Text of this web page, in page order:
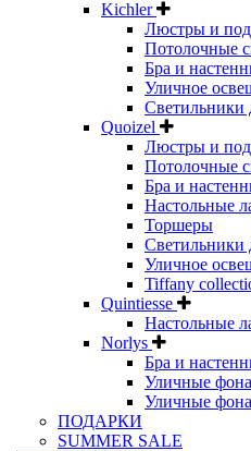
Kichler
Люстры и
Потолочные
Бра и
Уличное
Светильники
Quoizel
Люстры и
Потолочные
Бра и
Настольные
Торшеры
Светильники
Уличное
Tiffany
Quintiesse
Настольные
Norlys
Бра и
Уличные
Уличные
ПОДАРКИ
SUMMER SALE